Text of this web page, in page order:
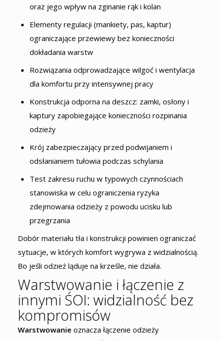
oraz jego wpływ na zginanie rąk i kolan
Elementy regulacji (mankiety, pas, kaptur)
ograniczające przewiewy bez konieczności
dokładania warstw
Rozwiązania odprowadzające wilgoć i wentylacja
dla komfortu przy intensywnej pracy
Konstrukcja odporna na deszcz: zamki, osłony i
kaptury zapobiegające konieczności rozpinania
odzieży
Krój zabezpieczający przed podwijaniem i
odsłanianiem tułowia podczas schylania
Test zakresu ruchu w typowych czynnościach
stanowiska w celu ograniczenia ryzyka
zdejmowania odzieży z powodu ucisku lub
przegrzania
Dobór materiału tła i konstrukcji powinien ograniczać
sytuacje, w których komfort wygrywa z widzialnością.
Bo jeśli odzież ląduje na krześle, nie działa.
Warstwowanie i łączenie z
innymi ŚOI: widzialność bez
kompromisów
Warstwowanie oznacza łączenie odzieży